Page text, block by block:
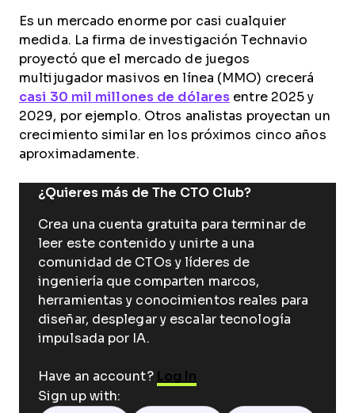
Es un mercado enorme por casi cualquier
medida. La firma de investigación Technavio
proyectó que el mercado de juegos
multijugador masivos en línea (MMO) crecerá
casi 30 mil millones de dólares entre 2025 y
2029, por ejemplo. Otros analistas proyectan un
crecimiento similar en los próximos cinco años
aproximadamente.
¿Quieres más de The CTO Club?
Crea una cuenta gratuita para terminar de
leer este contenido y unirte a una
comunidad de CTOs y líderes de
ingeniería que comparten marcos,
herramientas y conocimientos reales para
diseñar, desplegar y escalar tecnología
impulsada por IA.
Have an account? Log In
Sign up with: